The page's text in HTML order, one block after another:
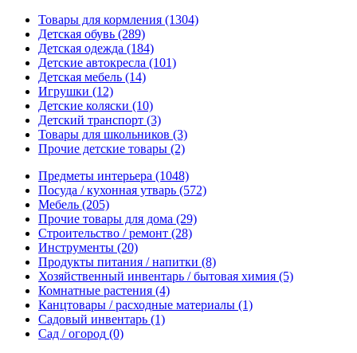
Товары для кормления (1304)
Детская обувь (289)
Детская одежда (184)
Детские автокресла (101)
Детская мебель (14)
Игрушки (12)
Детские коляски (10)
Детский транспорт (3)
Товары для школьников (3)
Прочие детские товары (2)
Предметы интерьера (1048)
Посуда / кухонная утварь (572)
Мебель (205)
Прочие товары для дома (29)
Строительство / ремонт (28)
Инструменты (20)
Продукты питания / напитки (8)
Хозяйственный инвентарь / бытовая химия (5)
Комнатные растения (4)
Канцтовары / расходные материалы (1)
Садовый инвентарь (1)
Сад / огород (0)